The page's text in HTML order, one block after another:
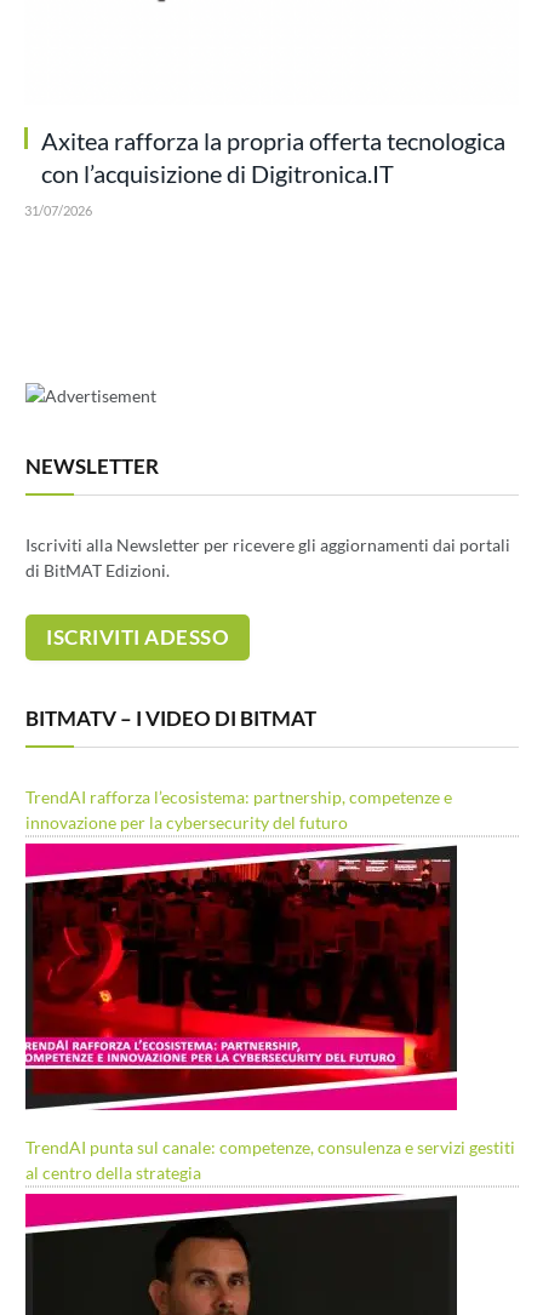
Axitea rafforza la propria offerta tecnologica
con l’acquisizione di Digitronica.IT
31/07/2026
NEWSLETTER
Iscriviti alla Newsletter per ricevere gli aggiornamenti dai portali
di BitMAT Edizioni.
BITMATV – I VIDEO DI BITMAT
TrendAI rafforza l’ecosistema: partnership, competenze e
innovazione per la cybersecurity del futuro
TrendAI punta sul canale: competenze, consulenza e servizi gestiti
al centro della strategia